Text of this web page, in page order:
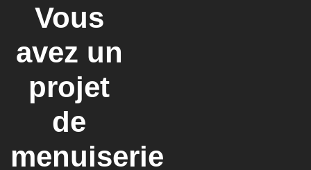
Vous
avez un
projet
de
menuiserie